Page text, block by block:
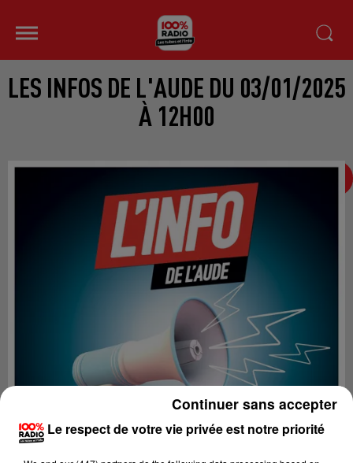
LES INFOS DE L'AUDE DU 03/01/2025
À 12H00
Le respect de votre vie privée est notre priorité
Continuer sans accepter